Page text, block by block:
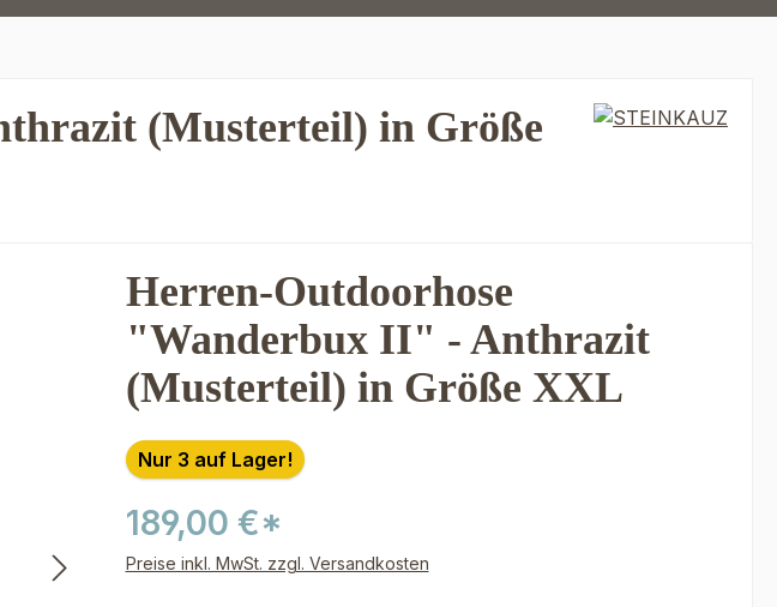
(Musterteil) in Größe
Herren-Outdoorhose
"Wanderbux II" - Anthrazit
(Musterteil) in Größe XXL
Nur 3 auf Lager!
189,00 €*
Preise inkl. MwSt. zzgl. Versandkosten